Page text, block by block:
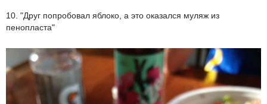
10. "Друг попробовал яблоко, а это оказался муляж из
пенопласта"